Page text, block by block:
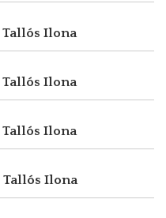
Tallós Ilona
Tallós Ilona
Tallós Ilona
Tallós Ilona